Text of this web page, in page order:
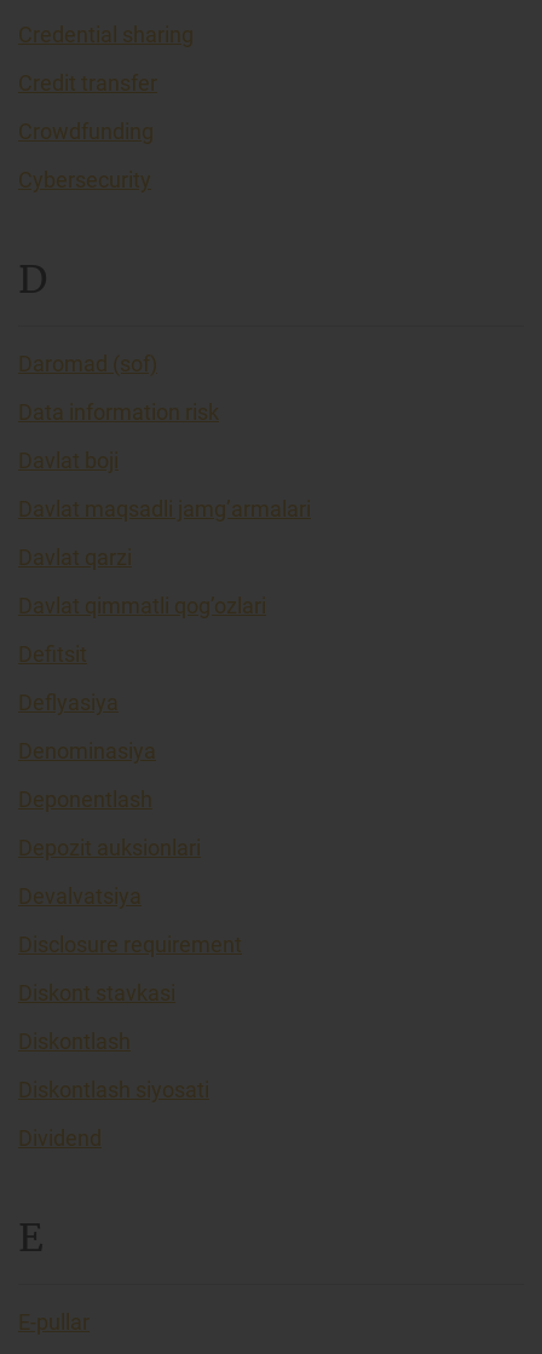
Credential sharing
Credit transfer
Crowdfunding
Cybersecurity
D
Daromad (sof)
Data information risk
Davlat boji
Davlat maqsadli jamg’armalari
Davlat qarzi
Davlat qimmatli qog’ozlari
Defitsit
Deflyasiya
Denominasiya
Deponentlash
Depozit auksionlari
Devalvatsiya
Disclosure requirement
Diskont stavkasi
Diskontlash
Diskontlash siyosati
Dividend
E
E-pullar